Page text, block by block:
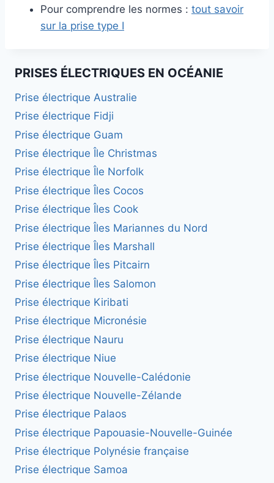
Pour comprendre les normes : tout savoir
sur la prise type I
PRISES ÉLECTRIQUES EN OCÉANIE
Prise électrique Australie
Prise électrique Fidji
Prise électrique Guam
Prise électrique Île Christmas
Prise électrique Île Norfolk
Prise électrique Îles Cocos
Prise électrique Îles Cook
Prise électrique Îles Mariannes du Nord
Prise électrique Îles Marshall
Prise électrique Îles Pitcairn
Prise électrique Îles Salomon
Prise électrique Kiribati
Prise électrique Micronésie
Prise électrique Nauru
Prise électrique Niue
Prise électrique Nouvelle-Calédonie
Prise électrique Nouvelle-Zélande
Prise électrique Palaos
Prise électrique Papouasie-Nouvelle-Guinée
Prise électrique Polynésie française
Prise électrique Samoa